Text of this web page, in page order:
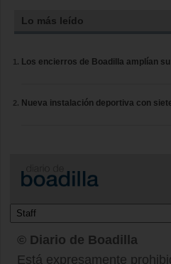
Lo más leído
Los encierros de Boadilla amplían
Nueva instalación deportiva con
© Diario de Boadilla
Está expresamente